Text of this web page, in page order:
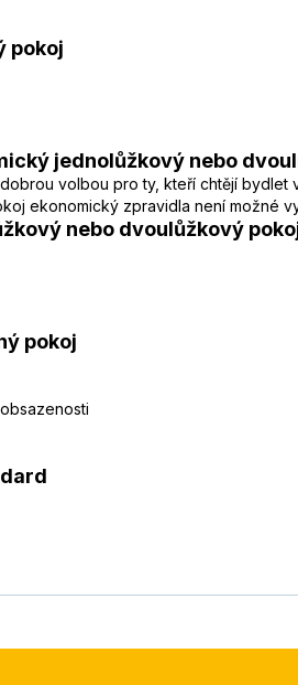
pokoj
jednolůžkový nebo
volbou pro ty, kteří chtějí bydlet
ekonomický zpravidla není možné
nebo dvoulůžkový
pokoj